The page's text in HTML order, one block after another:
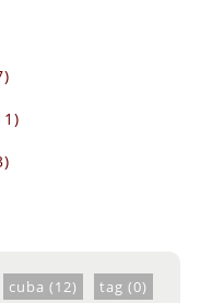
cuba (12) tag (0)